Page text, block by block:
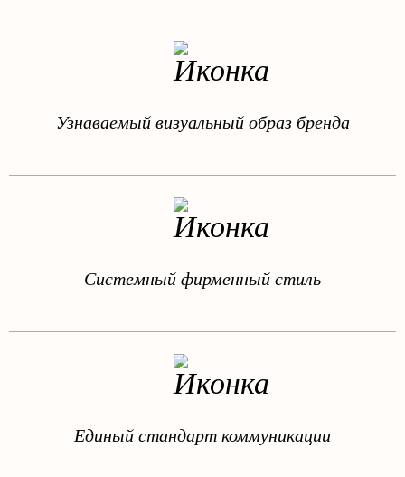
Узнаваемый визуальный образ бренда
Системный фирменный стиль
Единый стандарт коммуникации